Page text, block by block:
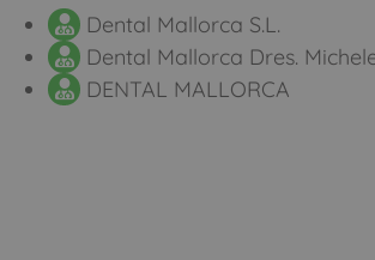
Dental Mallorca S.L.
Dental Mallorca Dres.
DENTAL MALLORCA